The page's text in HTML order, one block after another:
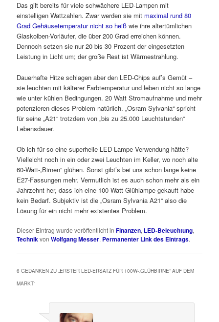
Das gilt bereits für viele schwächere LED-Lampen mit
einstelligen Wattzahlen. Zwar werden sie mit maximal rund 80
Grad Gehäusetemperatur nicht so heiß wie ihre altertümlichen
Glaskolben-Vorläufer, die über 200 Grad erreichen können.
Dennoch setzen sie nur 20 bis 30 Prozent der eingesetzten
Leistung in Licht um; der große Rest ist Wärmestrahlung.
Dauerhafte Hitze schlagen aber den LED-Chips auf’s Gemüt –
sie leuchten mit kälterer Farbtemperatur und leben nicht so lange
wie unter kühlen Bedingungen. 20 Watt Stromaufnahme und mehr
potenzieren dieses Problem natürlich. „Osram Sylvania“ spricht
für seine „A21“ trotzdem von „bis zu 25.000 Leuchtstunden“
Lebensdauer.
Ob ich für so eine superhelle LED-Lampe Verwendung hätte?
Vielleicht noch in ein oder zwei Leuchten im Keller, wo noch alte
60-Watt-„Birnen“ glühen. Sonst gibt’s bei uns schon lange keine
E27-Fassungen mehr. Vermutlich ist es auch schon mehr als ein
Jahrzehnt her, dass ich eine 100-Watt-Glühlampe gekauft habe –
kein Bedarf. Subjektiv ist die „Osram Sylvania A21“ also die
Lösung für ein nicht mehr existentes Problem.
Dieser Eintrag wurde veröffentlicht inFinanzen, LED-Beleuchtung,
TechnikvonWolfgang Messer. Permanenter Link des Eintrags.
6 GEDANKEN ZU „ERSTER LED-ERSATZ FÜR 100W-„GLÜHBIRNE“ AUF DEM
MARKT“